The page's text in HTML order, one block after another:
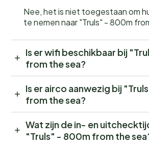
Nee, het is niet toegestaan om
te nemen naar "Truls" - 800m
Is er wifi beschikbaar bij
from the sea?
Is er airco aanwezig bij
from the sea?
Wat zijn de in- en
"Truls" - 800m from the